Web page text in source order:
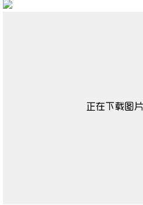
女凉鞋适合场合